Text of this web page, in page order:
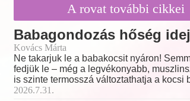
A rovat további cikkei
Babagondozás hőség
Kovács Márta
Ne takarjuk le a babakocsit nyáron!
fedjük le – még a legvékonyabb,
is szinte termosszá változtathatja a kocsi
2026.7.31.